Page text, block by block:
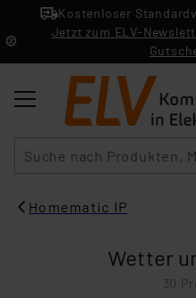
Kostenloser
Jetzt zum ELV-
Homematic IP
Wetter
30